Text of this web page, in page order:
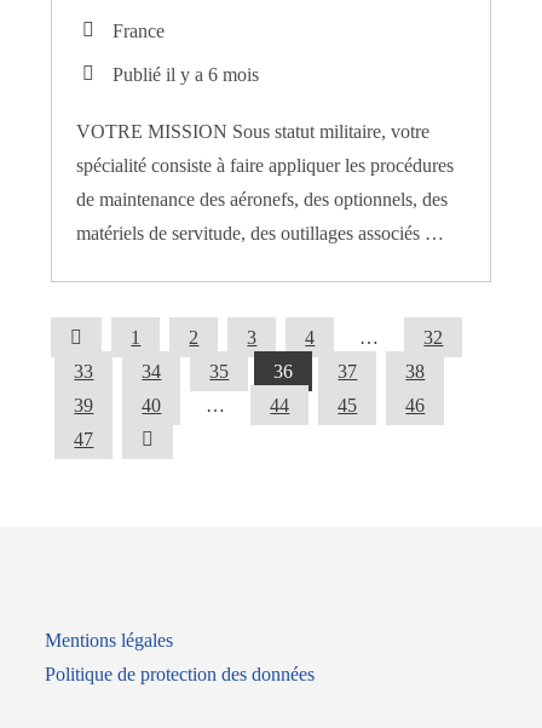
France
Publié il y a 6 mois
VOTRE MISSION Sous statut militaire, votre
spécialité consiste à faire appliquer les procédures
de maintenance des aéronefs, des optionnels, des
matériels de servitude, des outillages associés …
1 2 3 4 …
32
33
34 35 36 37
38
39
40 … 44 45
46
47
Mentions légales
Politique de protection des données